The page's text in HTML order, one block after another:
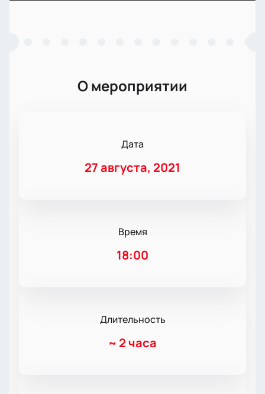
О мероприятии
Дата
27 августа, 2021
Время
18:00
Длительность
~ 2 часа